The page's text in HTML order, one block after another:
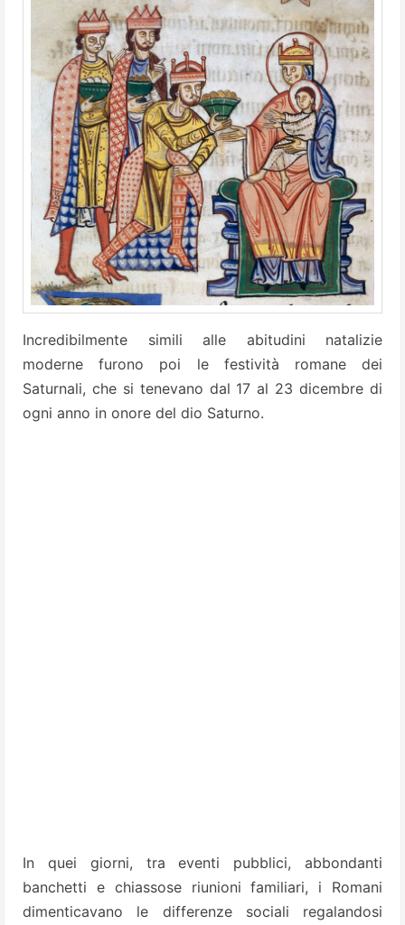
Incredibilmente simili alle abitudini natalizie
moderne furono poi le festività romane dei
Saturnali, che si tenevano dal 17 al 23 dicembre di
ogni anno in onore del dio Saturno.
In quei giorni, tra eventi pubblici, abbondanti
banchetti e chiassose riunioni familiari, i Romani
dimenticavano le differenze sociali regalandosi